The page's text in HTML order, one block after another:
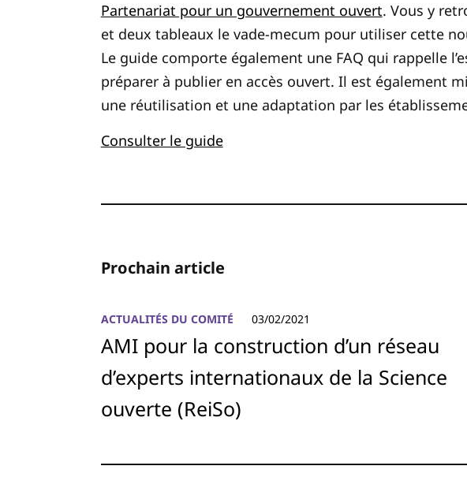
Partenariat pour un gouvernement ouvert. Vous y
et deux tableaux le vade-mecum pour utiliser cette
Le guide comporte également une FAQ qui rappelle
préparer à publier en accès ouvert. Il est également
une réutilisation et une adaptation par les
Consulter le guide
Prochain article
ACTUALITÉS DU COMITÉ 03/02/2021
AMI pour la construction d’un réseau
d’experts internationaux de la Science
ouverte (ReiSo)